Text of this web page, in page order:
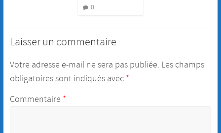
0
Laisser un commentaire
Votre adresse e-mail ne sera pas publiée. Les champs
obligatoires sont indiqués avec *
Commentaire *